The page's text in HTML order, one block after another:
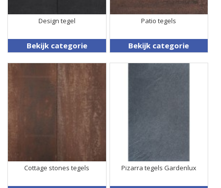
Design tegel
Bekijk categorie
Patio tegels
Bekijk categorie
Cottage stones tegels Pizarra tegels Gardenlux